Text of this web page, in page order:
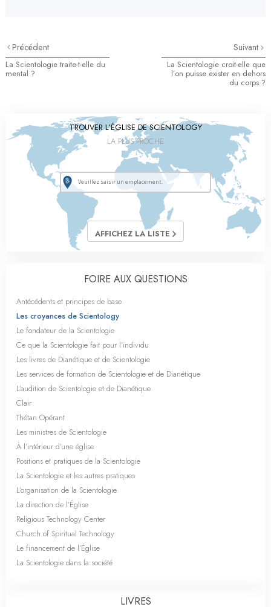
Précédent
La Scientologie traite-t-elle du
mental ?
Suivant
La Scientologie croit-elle que
l’on puisse exister en dehors
du corps ?
TROUVER L’ÉGLISE DE SCIENTOLOGY
LA PLUS PROCHE
AFFICHEZ LA LISTE
FOIRE AUX QUESTIONS
Antécédents et principes de base
Les croyances de Scientology
Le fondateur de la Scientologie
Ce que la Scientologie fait pour l’individu
Les livres de Dianétique et de Scientologie
Les services de formation de Scientologie et de Dianétique
L’audition de Scientologie et de Dianétique
Clair
Thétan Opérant
Les ministres de Scientologie
À l’intérieur d’une église
Positions et pratiques de la Scientologie
La Scientologie et les autres pratiques
L’organisation de la Scientologie
La direction de l’Église
Religious Technology Center
Church of Spiritual Technology
Le financement de l’Église
La Scientologie dans la société
LIVRES